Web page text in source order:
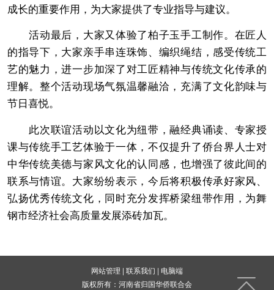
成长的重要作用，为大家提供了专业指导与建议。
活动最后，大家又体验了柏子玉手工制作。在匠人
的指导下，大家亲手串连珠饰、编织绳结，感受传统工
艺的魅力，进一步加深了对工匠精神与传统文化传承的
理解。整个活动现场气氛温馨融洽，充满了文化韵味与
节日喜悦。
此次联谊活动以文化为纽带，融经典诵读、专家授
课与传统手工艺体验于一体，不仅提升了侨台界人士对
中华传统美德与家风文化的认同感，也增强了彼此间的
联系与情谊。大家纷纷表示，今后将积极传承好家风、
弘扬优秀传统文化，同时充分发挥桥梁纽带作用，为舞
钢市经济社会高质量发展添砖加瓦。
网站管理 | 联系我们 | 电脑端
版权所有：河南省归国华侨联合会